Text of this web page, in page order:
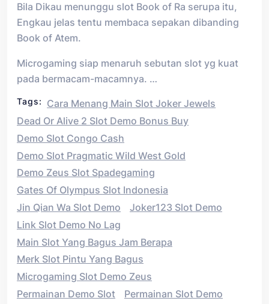
Bila Dikau menunggu slot Book of Ra serupa itu,
Engkau jelas tentu membaca sepakan dibanding
Book of Atem.
Microgaming siap menaruh sebutan slot yg kuat
pada bermacam-macamnya. …
Tags:
Cara Menang Main Slot Joker Jewels
Dead Or Alive 2 Slot Demo Bonus Buy
Demo Slot Congo Cash
Demo Slot Pragmatic Wild West Gold
Demo Zeus Slot Spadegaming
Gates Of Olympus Slot Indonesia
Jin Qian Wa Slot Demo
Joker123 Slot Demo
Link Slot Demo No Lag
Main Slot Yang Bagus Jam Berapa
Merk Slot Pintu Yang Bagus
Microgaming Slot Demo Zeus
Permainan Demo Slot
Permainan Slot Demo